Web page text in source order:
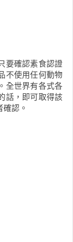
要確認素食認證
不使用任何動物
全世界有各式各
話，即可取得該
確認。